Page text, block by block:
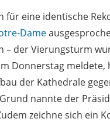
für eine identische
Dame
– der Vierungsturm
Donnerstag meldete,
der Kathedrale
nannte der
zeichne sich ein